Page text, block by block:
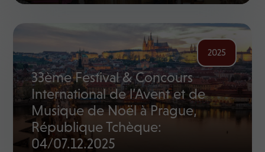
2025
33ème Festival & Concours
International de l’Avent et de
Musique de Noël à Prague,
République Tchèque:
04/07.12.2025